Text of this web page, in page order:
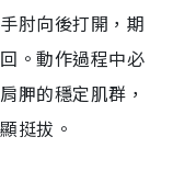
肘向後打開，期
。動作過程中必
胛的穩定肌群，
挺拔。